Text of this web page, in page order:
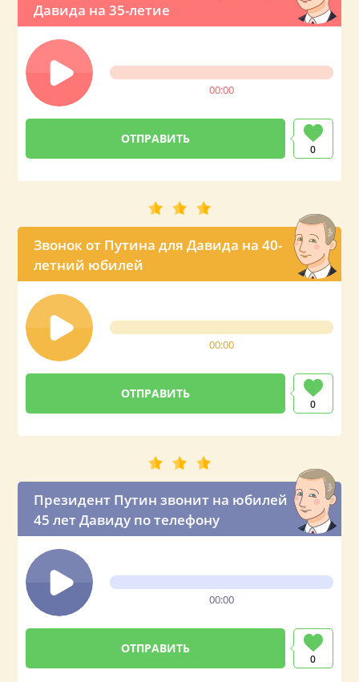
Давида на 35-летие
00:00
0
Звонок от Путина для Давида на 40-
летний юбилей
00:00
0
Президент Путин звонит на юбилей
45 лет Давиду по телефону
00:00
0